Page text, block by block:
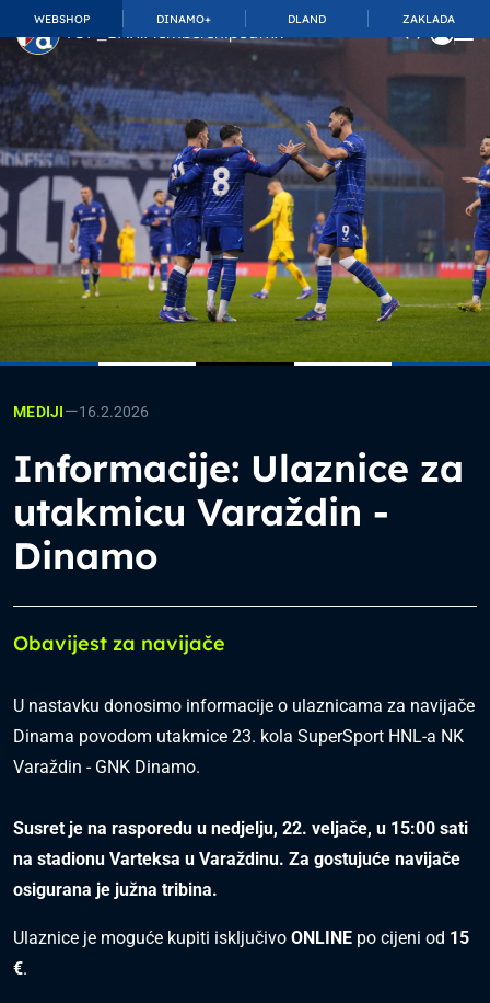
WEBSHOP DINAMO+ DLAND ZAKLADA
TOP_BAR.MembershipSuffix
MEDIJI—16.2.2026
Informacije: Ulaznice za
utakmicu Varaždin -
Dinamo
Obavijest za navijače
U nastavku donosimo informacije o ulaznicama za navijače
Dinama povodom utakmice 23. kola SuperSport HNL-a NK
Varaždin - GNK Dinamo.
Susret je na rasporedu u nedjelju, 22. veljače, u 15:00 sati
na stadionu Varteksa u Varaždinu. Za gostujuće navijače
osigurana je južna tribina.
Ulaznice je moguće kupiti isključivo ONLINE po cijeni od 15
€.